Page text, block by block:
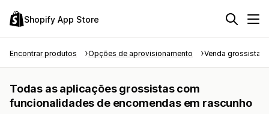
Shopify App Store
Encontrar produtos Opções de aprovisionamento Venda grossista
Todas as aplicações grossistas com
funcionalidades de encomendas em rascunho